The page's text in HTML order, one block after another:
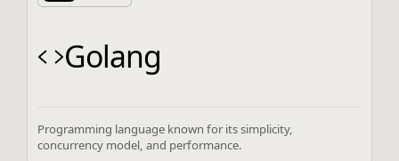
Golang
Programming language known for its simplicity,
concurrency model, and performance.